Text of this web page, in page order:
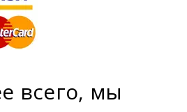
всего, мы